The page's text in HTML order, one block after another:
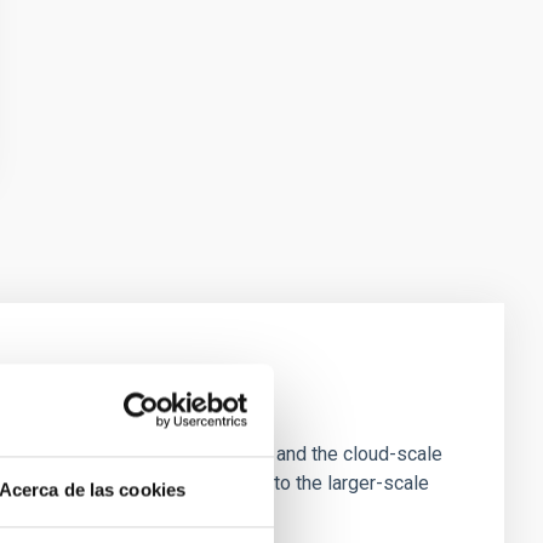
Acerca de las cookies
of star-forming dense cores and the cloud-scale
appear random with respect to the larger-scale